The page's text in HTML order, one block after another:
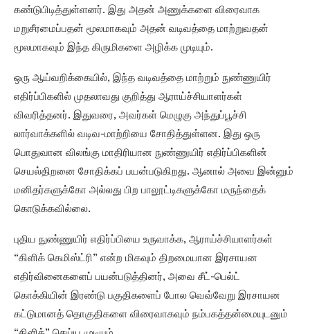
கண்டுபிடித்துள்ளனர். இது அதன் அணுக்களை விரைவாக
மறுசீரமைப்பதன் மூலமாகவும் அதன் வடிவத்தை மாற்றுவதன்
மூலமாகவும் இந்த கிருமிகளை அழிக்க முடியும்.
ஒரு ஆய்வறிக்கையில், இந்த வடிவத்தை மாற்றும் நுண்ணுயிர்
எதிர்ப்பிகளில் முதலாவது குறித்து ஆராய்ச்சியாளர்கள்
விவரித்தனர். இதுவரை, அவர்கள் மெழுகு அந்துப்பூச்சி
லார்வாக்களில் வடிவ-மாற்றியை சோதித்துள்ளன. இது ஒரு
பொதுவான விலங்கு மாதிரியான நுண்ணுயிர் எதிர்ப்பிகளின்
செயல்திறனை சோதிக்கப் பயன்படுகிறது. ஆனால் அவை இன்னும்
மனிதர்களுக்கோ அல்லது பிற பாலூட்டிகளுக்கோ மருந்தைக்
கொடுக்கவில்லை.
புதிய நுண்ணுயிர் எதிர்ப்பியை உருவாக்க, ஆராய்ச்சியாளர்கள்
“கிளிக் கெமிஸ்ட்ரி” என்ற மிகவும் திறமையான இரசாயன
எதிர்வினைகளைப் பயன்படுத்தினர், அவை சீட்-பெல்ட்
கொக்கியின் இரண்டு பகுதிகளைப் போல வெவ்வேறு இரசாயன
கட்டுமானத் தொகுதிகளை விரைவாகவும் நம்பகத்தன்மையுடனும்